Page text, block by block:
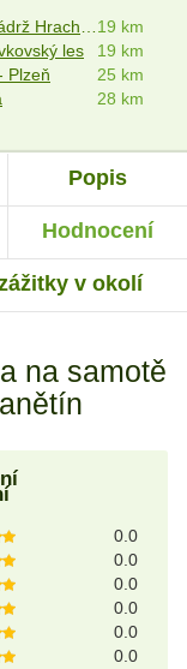
Webkamera Stříbro - Kladruby - vodní nádrž Hracholusky19 km
les
19 km
Plzeň
25 km
28 km
Popis
Hodnocení
v okolí
na samotě
0.0
0.0
0.0
0.0
0.0
0.0